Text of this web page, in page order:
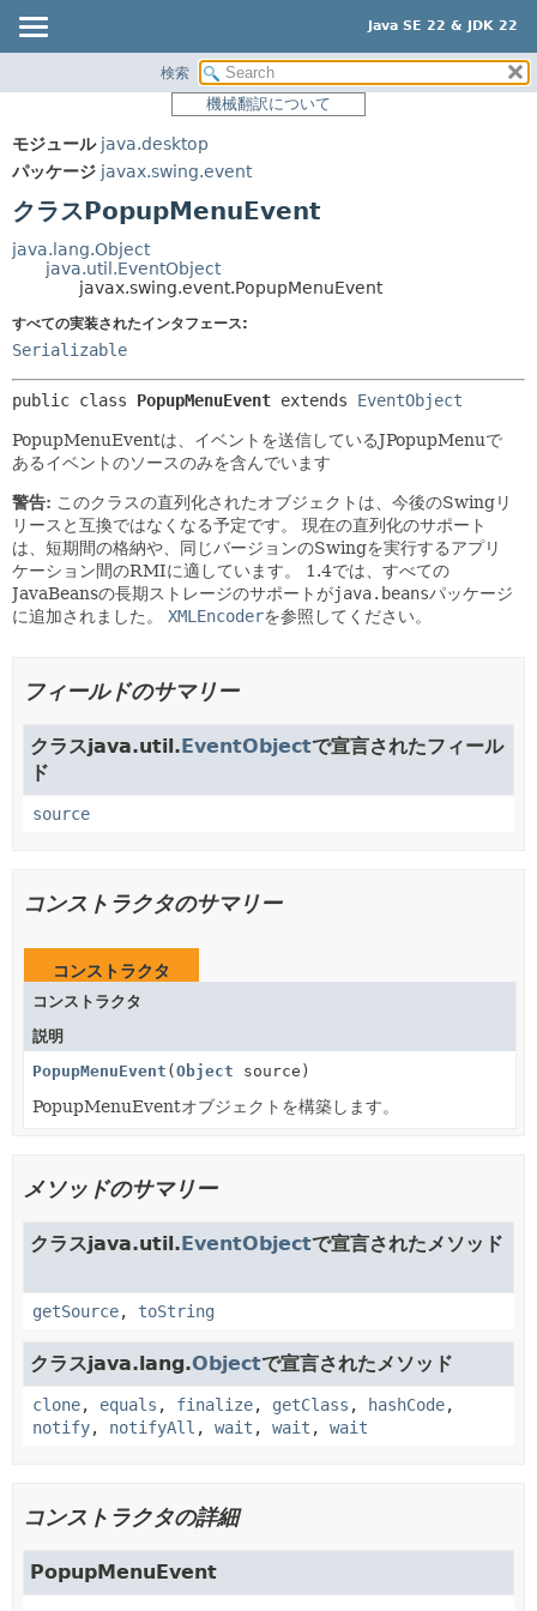
Java SE 22 & JDK 22
パッケージ
使用
ツリー
プレビュー
索引
ヘルプ
サマリー:
ネスト済
メソッド
メソッド
検索
機械翻訳について
モジュール java.desktop
パッケージ javax.swing.event
クラスPopupMenuEvent
java.lang.Object
java.util.EventObject
javax.swing.event.PopupMenuEvent
すべての実装されたインタフェース:
Serializable
public class PopupMenuEvent extends EventObject
PopupMenuEventは、イベントを送信しているJPopupMenuで
あるイベントのソースのみを含んでいます
警告: このクラスの直列化されたオブジェクトは、今後のSwingリ
リースと互換ではなくなる予定です。
現在の直列化のサポート
は、短期間の格納や、同じバージョンのSwingを実行するアプリ
ケーション間のRMIに適しています。
1.4では、すべての
JavaBeansの長期ストレージのサポートがjava.beansパッケージ
に追加されました。
XMLEncoderを参照してください。
フィールドのサマリー
クラスjava.util.EventObjectで宣言されたフィール
ド
source
コンストラクタのサマリー
コンストラクタ
コンストラクタ
説明
PopupMenuEvent (Object source)
PopupMenuEventオブジェクトを構築します。
メソッドのサマリー
クラスjava.util.EventObjectで宣言されたメソッド
getSource, toString
クラスjava.lang.Objectで宣言されたメソッド
clone, equals , finalize, getClass , hashCode,
notify, notifyAll , wait , wait , wait
コンストラクタの詳細
PopupMenuEvent